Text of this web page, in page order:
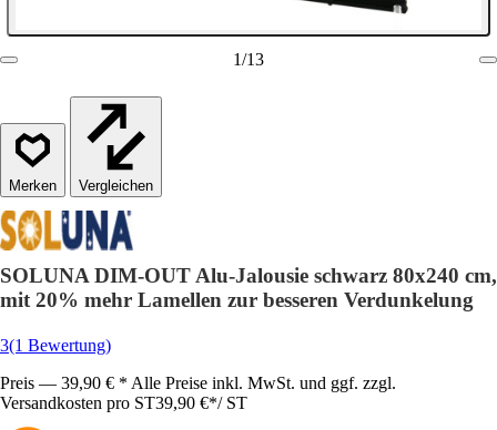
1/13
Vergleichen
SOLUNA DIM-OUT Alu-Jalousie schwarz 80x240 cm,
mit 20% mehr Lamellen zur besseren Verdunkelung
3(1 Bewertung)
Preis — 39,90 € * Alle Preise inkl. MwSt. und ggf. zzgl.
Versandkosten pro ST39,90 €*/ ST